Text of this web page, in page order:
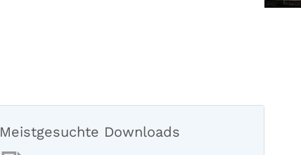
Meistgesuchte Downloads